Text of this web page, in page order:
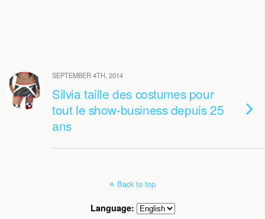
SEPTEMBER 4TH, 2014
Silvia taille des costumes pour
tout le show-business depuis 25
ans
Back to top
Language: